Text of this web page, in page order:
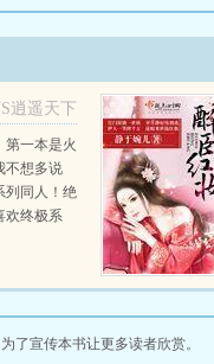
逍遥天下
第一本是火
不想多说
列同人！绝
欢终极系
欢迎
了宣传本书让更多读者欣赏。